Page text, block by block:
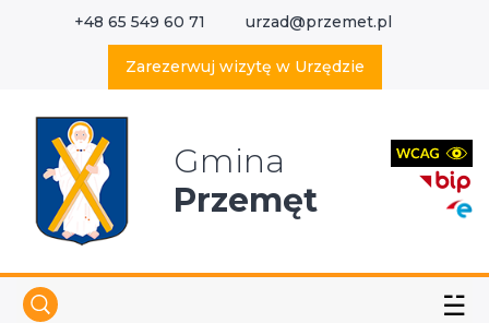
+48 65 549 60 71 urzad@przemet.pl
Zarezerwuj wizytę w Urzędzie
Gmina
Przemęt
☱
Wyszukaj w serwisie